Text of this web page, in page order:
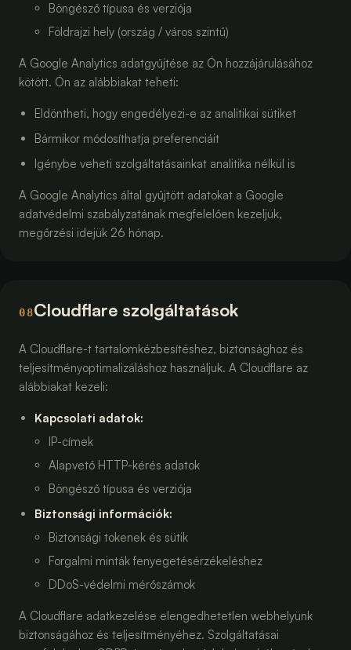
Böngésző típusa és verziója
Földrajzi hely (ország / város szintű)
A Google Analytics adatgyűjtése az Ön hozzájárulásához
kötött. Ön az alábbiakat teheti:
Eldöntheti, hogy engedélyezi-e az analitikai sütiket
Bármikor módosíthatja preferenciáit
Igénybe veheti szolgáltatásainkat analitika nélkül is
A Google Analytics által gyűjtött adatokat a Google
adatvédelmi szabályzatának megfelelően kezeljük,
megőrzési idejük 26 hónap.
08Cloudflare szolgáltatások
A Cloudflare-t tartalomkézbesítéshez, biztonsághoz és
teljesítményoptimalizáláshoz használjuk. A Cloudflare az
alábbiakat kezeli:
Kapcsolati adatok:
IP-címek
Alapvető HTTP-kérés adatok
Böngésző típusa és verziója
Biztonsági információk:
Biztonsági tokenek és sütik
Forgalmi minták fenyegetésérzékeléshez
DDoS-védelmi mérőszámok
A Cloudflare adatkezelése elengedhetetlen webhelyünk
biztonságához és teljesítményéhez. Szolgáltatásai